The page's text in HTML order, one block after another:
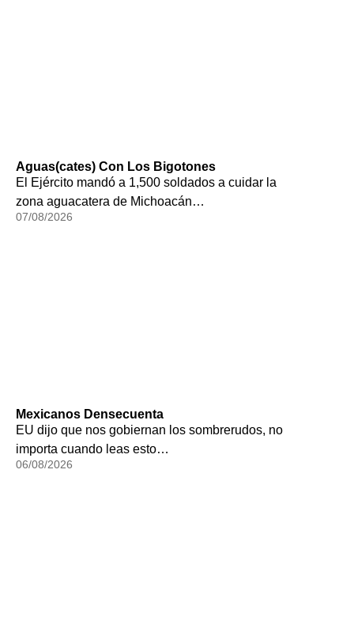
Aguas(cates) Con Los Bigotones
El Ejército mandó a 1,500 soldados a cuidar la
zona aguacatera de Michoacán…
07/08/2026
Mexicanos Densecuenta
EU dijo que nos gobiernan los sombrerudos, no
importa cuando leas esto…
06/08/2026